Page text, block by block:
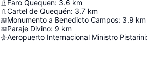
Faro Quequen: 3.6 km
Cartel de Quequén: 3.7 km
Monumento a Benedicto Campos: 3.9 km
Paraje Divino: 9 km
Aeropuerto Internacional Ministro Pistarini: